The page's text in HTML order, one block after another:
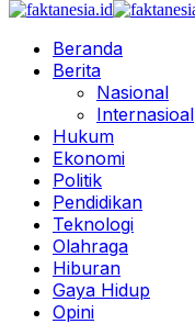
Beranda
Berita
Nasional
Internasioal
Hukum
Ekonomi
Politik
Pendidikan
Teknologi
Olahraga
Hiburan
Gaya Hidup
Opini